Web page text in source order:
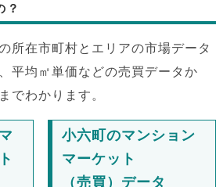
？
所在市町村とエリアの市場データ
平均㎡単価などの売買データか
でわかります。
小六町のマンション
マーケット
（売買）データ